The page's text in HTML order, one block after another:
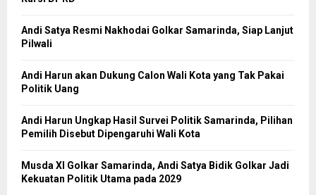
Andi Satya Resmi Nakhodai Golkar Samarinda, Siap Lanjut
Pilwali
Andi Harun akan Dukung Calon Wali Kota yang Tak Pakai
Politik Uang
Andi Harun Ungkap Hasil Survei Politik Samarinda, Pilihan
Pemilih Disebut Dipengaruhi Wali Kota
Musda XI Golkar Samarinda, Andi Satya Bidik Golkar Jadi
Kekuatan Politik Utama pada 2029